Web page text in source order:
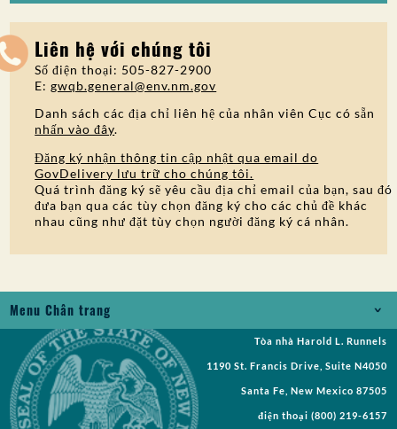
Liên hệ với chúng tôi
Số điện thoại: 505-827-2900
E:gwqb.general@env.nm.gov
Danh sách các địa chỉ liên hệ của nhân viên Cục có sẵn
nhấn vào đây.
Đăng ký nhận thông tin cập nhật qua email do
GovDelivery lưu trữ cho chúng tôi.
Quá trình đăng ký sẽ yêu cầu địa chỉ email của bạn, sau đó
đưa bạn qua các tùy chọn đăng ký cho các chủ đề khác
nhau cũng như đặt tùy chọn người đăng ký cá nhân.
Menu Chân trang
Jobs
Yêu cầu Bản ghi
Yêu cầu đề xuất
Tòa nhà Harold L. Runnels
1190 St. Francis Drive, Suite N4050
Santa Fe, New Mexico 87505
điện thoại (800) 219-6157